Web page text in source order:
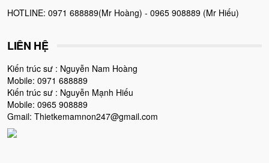
HOTLINE: 0971 688889(Mr Hoàng) - 0965 908889 (Mr Hiếu)
LIÊN HỆ
Kiến trúc sư : Nguyễn Nam Hoàng
Mobile: 0971 688889
Kiến trúc sư : Nguyễn Mạnh Hiếu
Mobile: 0965 908889
Gmail: Thietkemamnon247@gmail.com